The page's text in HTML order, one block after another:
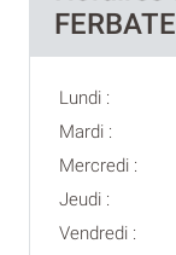
Lundi :
Mardi :
Mercredi :
Jeudi :
Vendredi :